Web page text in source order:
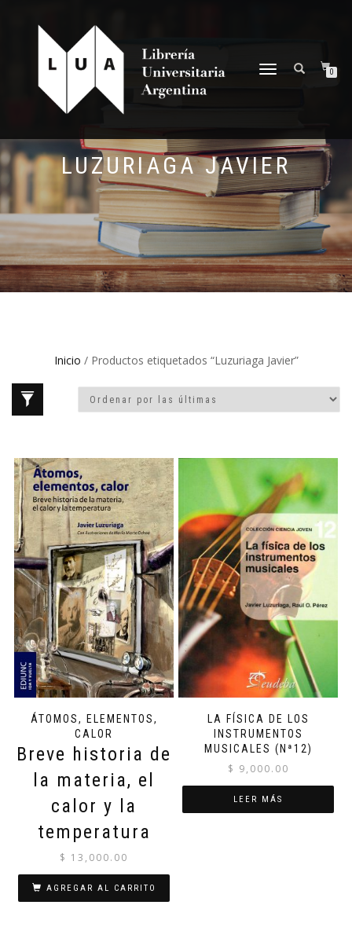
NAVEGACIÓN
0
LUZURIAGA JAVIER
Inicio / Productos etiquetados “Luzuriaga Javier”
ÁTOMOS, ELEMENTOS,
CALOR
Breve historia de
la materia, el
calor y la
temperatura
$ 13,000.00
AGREGAR AL CARRITO
LA FÍSICA DE LOS
INSTRUMENTOS
MUSICALES (Nª12)
$ 9,000.00
LEER MÁS